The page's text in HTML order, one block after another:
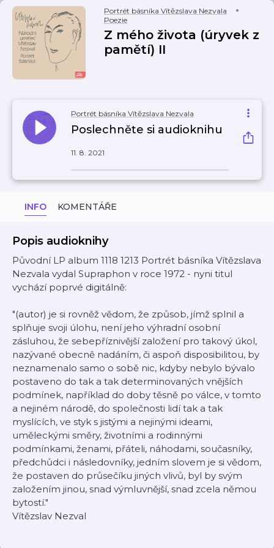
Portrét básníka Vítězslava Nezvala
Poezie
Z mého života (úryvek z
pamětí) II
Portrét básníka Vítězslava Nezvala
Poslechněte si audioknihu
11. 8. 2021
INFO KOMENTÁŘE
Popis audioknihy
Původní LP album 1118 1213 Portrét básníka Vítězslava
Nezvala vydal Supraphon v roce 1972 - nyni titul
vychází poprvé digitálně:
"(autor) je si rovněž vědom, že způsob, jímž splnil a
splňuje svoji úlohu, není jeho výhradní osobní
zásluhou, že sebepříznivější založení pro takový úkol,
nazývané obecně nadáním, či aspoň disposibilitou, by
neznamenalo samo o sobě nic, kdyby nebylo bývalo
postaveno do tak a tak determinovaných vnějších
podmínek, například do doby těsně po válce, v tomto
a nejiném národě, do společnosti lidí tak a tak
myslících, ve styk s jistými a nejinými ideami,
uměleckými směry, životními a rodinnými
podmínkami, ženami, přáteli, náhodami, současníky,
předchůdci i následovníky, jedním slovem je si vědom,
že postaven do průsečíku jiných vlivů, byl by svým
založením jinou, snad výmluvnější, snad zcela němou
bytostí."
Vítězslav Nezval